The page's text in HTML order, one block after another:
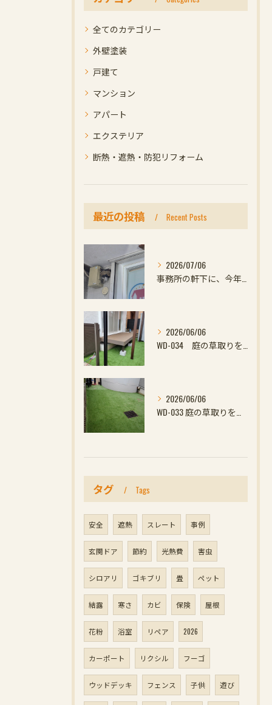
全てのカテゴリー
外壁塗装
戸建て
マンション
アパート
エクステリア
断熱・遮熱・防犯リフォーム
最近の投稿 Recent Posts
2026/07/06
2026/06/06
2026/06/06
タグ Tags
安全 遮熱 スレート 事例
玄関ドア 節約 光熱費 害虫
シロアリ ゴキブリ 畳 ペット
結露 寒さ カビ 保険 屋根
花粉 浴室 リペア 2026
カーポート リクシル フーゴ
ウッドデッキ フェンス 子供 遊び